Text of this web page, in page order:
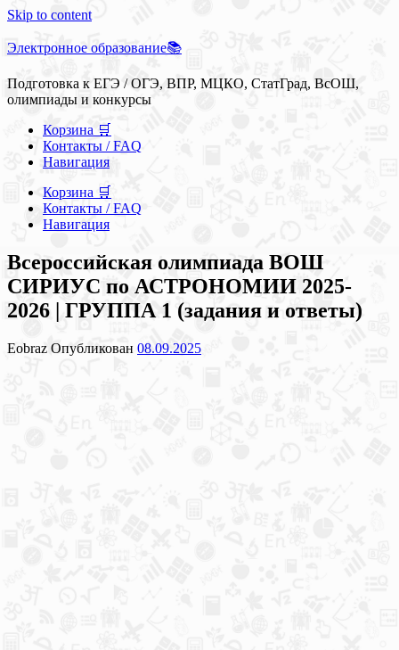
Skip to content
Электронное образование📚
Подготовка к ЕГЭ / ОГЭ, ВПР, МЦКО, СтатГрад, ВсОШ,
олимпиады и конкурсы
Корзина 🛒
Контакты / FAQ
Навигация
Корзина 🛒
Контакты / FAQ
Навигация
Всероссийская олимпиада ВОШ
СИРИУС по АСТРОНОМИИ 2025-
2026 | ГРУППА 1 (задания и ответы)
Eobraz Опубликован 08.09.2025